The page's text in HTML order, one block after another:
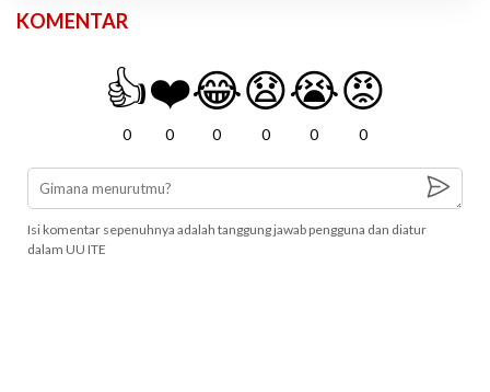
KOMENTAR
👍
0
❤️
0
😂
0
😧
0
😭
0
😡
0
Isi komentar sepenuhnya adalah tanggung jawab pengguna dan diatur
dalam UU ITE